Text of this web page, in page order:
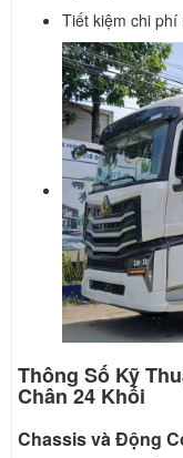
Tiết kiệm chi phí
Thông Số Kỹ
Chân 24 Khối
Chassis và Động